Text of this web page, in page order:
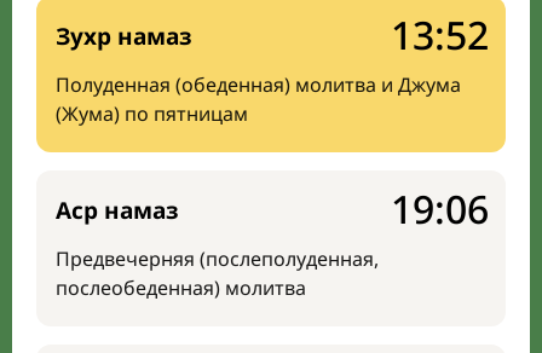
Зухр намаз
Полуденная (обеденная) молитва и Джума
(Жума) по пятницам
13:52
Аср намаз
Предвечерняя (послеполуденная,
послеобеденная) молитва
19:06